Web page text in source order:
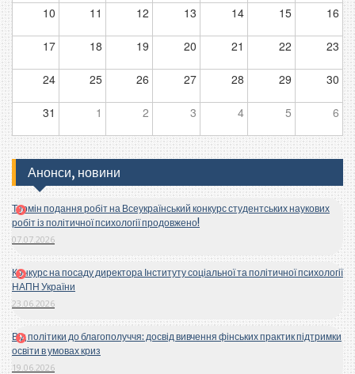
10 11 12 13 14 15 16
17 18 19 20 21 22 23
24 25 26 27 28 29 30
31 1 2 3 4 5 6
Анонси, новини
Термін подання робіт на Всеукраїнський конкурс студентських наукових
робіт із політичної психології продовжено!
07.07.2026
Конкурс на посаду директора Інституту соціальної та політичної психології
НАПН України
23.06.2026
Від політики до благополуччя: досвід вивчення фінських практик підтримки
освіти в умовах криз
19.06.2026